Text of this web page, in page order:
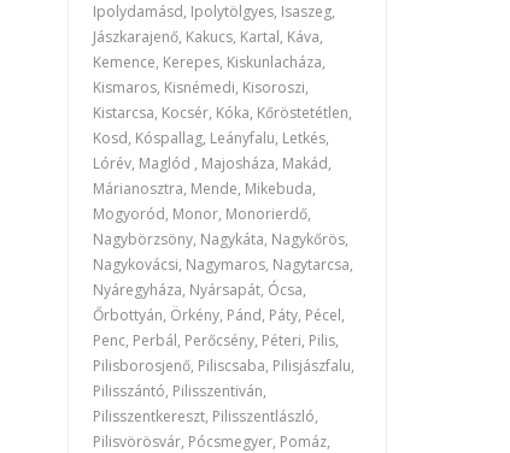
Ipolydamásd, Ipolytölgyes, Isaszeg,
Jászkarajenő, Kakucs, Kartal, Káva,
Kemence, Kerepes, Kiskunlacháza,
Kismaros, Kisnémedi, Kisoroszi,
Kistarcsa, Kocsér, Kóka, Kőröstetétlen,
Kosd, Kóspallag, Leányfalu, Letkés,
Lórév, Maglód , Majosháza, Makád,
Márianosztra, Mende, Mikebuda,
Mogyoród, Monor, Monorierdő,
Nagybörzsöny, Nagykáta, Nagykőrös,
Nagykovácsi, Nagymaros, Nagytarcsa,
Nyáregyháza, Nyársapát, Ócsa,
Őrbottyán, Örkény, Pánd, Páty, Pécel,
Penc, Perbál, Perőcsény, Péteri, Pilis,
Pilisborosjenő, Piliscsaba, Pilisjászfalu,
Pilisszántó, Pilisszentiván,
Pilisszentkereszt, Pilisszentlászló,
Pilisvörösvár, Pócsmegyer, Pomáz,